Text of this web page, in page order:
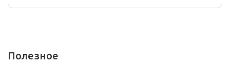
Полезное